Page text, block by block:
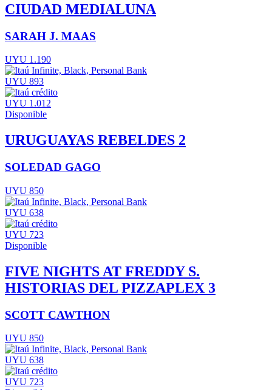
CIUDAD MEDIALUNA
SARAH J. MAAS
UYU 1.190
UYU 893
UYU 1.012
Disponible
URUGUAYAS REBELDES 2
SOLEDAD GAGO
UYU 850
UYU 638
UYU 723
Disponible
FIVE NIGHTS AT FREDDY S.
HISTORIAS DEL PIZZAPLEX 3
SCOTT CAWTHON
UYU 850
UYU 638
UYU 723